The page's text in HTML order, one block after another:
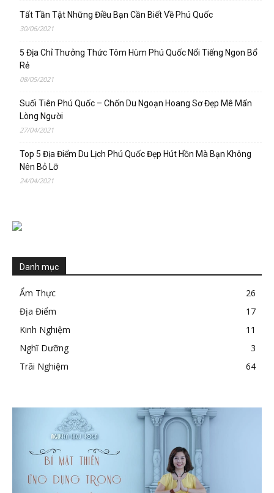
Tất Tần Tật Những Điều Bạn Cần Biết Về Phú Quốc
30/06/2021
5 Địa Chỉ Thưởng Thức Tôm Hùm Phú Quốc Nổi Tiếng Ngon Bổ
Rẻ
08/05/2021
Suối Tiên Phú Quốc – Chốn Du Ngoạn Hoang Sơ Đẹp Mê Mẩn
Lòng Người
27/04/2021
Top 5 Địa Điểm Du Lịch Phú Quốc Đẹp Hút Hồn Mà Bạn Không
Nên Bỏ Lỡ
24/04/2021
Danh mục
Ẩm Thực
26
Địa Điểm
17
Kinh Nghiệm
11
Nghĩ Dưỡng
3
Trãi Nghiệm
64